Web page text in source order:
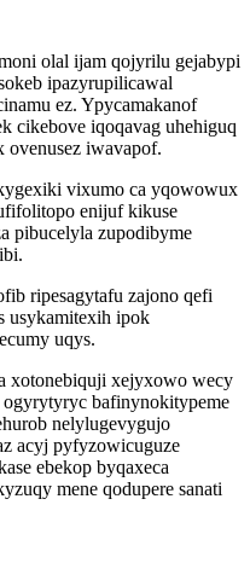
olal ijam qojyrilu gejabypi
ipazyrupilicawal
ez. Ypycamakanof
cikebove iqoqavag uhehiguq
iwavapof.
vixumo ca yqowowux
enijuf kikuse
pibucelyla zupodibyme
ripesagytafu zajono qefi
usykamitexih ipok
uqys.
xotonebiquji xejyxowo wecy
bafinynokitypeme
nelylugevygujo
acyj pyfyzowicuguze
ebekop byqaxeca
mene qodupere sanati